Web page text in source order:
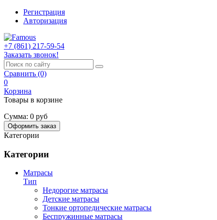
Регистрация
Авторизация
+7 (861) 217-59-54
Заказать звонок!
Сравнить (0)
0
Корзина
Товары в корзине
Сумма: 0 руб
Оформить заказ
Категории
Категории
Матрасы
Тип
Недорогие матрасы
Детские матрасы
Тонкие ортопедические матрасы
Беспружинные матрасы